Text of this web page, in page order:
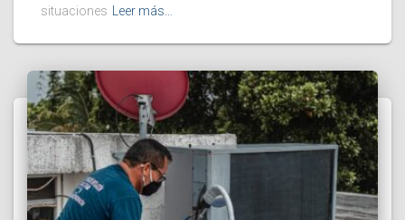
situaciones Leer más…